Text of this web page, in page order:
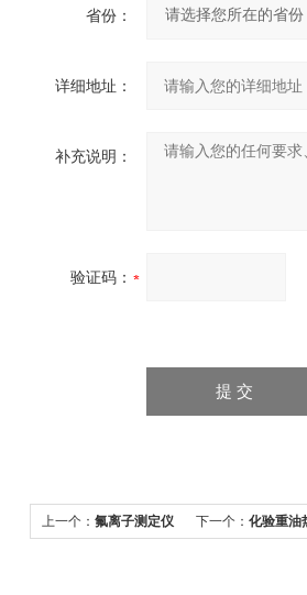
省份：
详细地址：
补充说明：
验证码：
上一个： 氟离子测定仪 下一个： 化验重油